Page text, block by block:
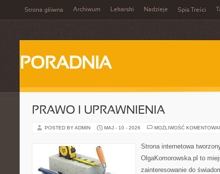
Strona główna Archiwum Lekarski Nadzieje Spis Treści
PORADNIA
PRAWO I UPRAWNIENIA
POSTED BY ADMIN MAJ - 10 - 2026 MOŻLIWOŚĆ
Strona internetowa
OlgaKomorowska.pl to
zainteresowanie do